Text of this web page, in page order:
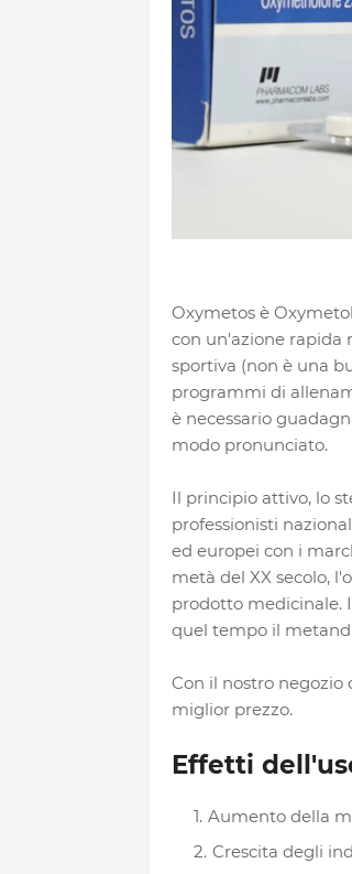
Oxymetos è
con un'azione rapida
sportiva (non è una
programmi di
è necessario
modo pronunciato.
Il principio attivo, lo
professionisti
ed europei con i
metà del XX secolo,
prodotto medicinale.
quel tempo il
Con il nostro
miglior prezzo.
Effetti
Aumento della
Crescita degli